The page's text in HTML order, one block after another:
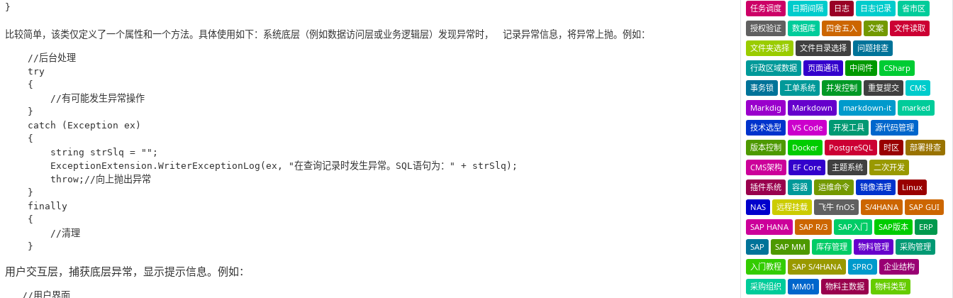
}
比较简单，该类仅定义了一个属性和一个方法。具体使用如下：系统底层（例如数据访问层或业务逻辑层）发现异常时，　记录异常信息，将异常上抛。例如：
    //后台处理
    try
    {
        //有可能发生异常操作
    }
    catch (Exception ex)
    {
        string strSlq = "";
        ExceptionExtension.WriterExceptionLog(ex, "在查询记录时发生异常。SQL语句为：" + strSlq);
        throw;//向上抛出异常
    }
    finally
    {
        //清理
用户交互层，捕获底层异常，显示提示信息。例如：
   //用户界面
任务调度
日期间隔 日志 日志记录
省市区
授权验证
数据库 四舍五入 文案
文件读取
文件夹选择
文件目录选择
问题排查
行政区域数据
页面通讯 中间件
CSharp
事务锁
工单系统 并发控制 重复提交
CMS
Markdig
Markdown markdown-it
marked
技术选型
VS Code 开发工具
源代码管理
版本控制
Docker PostgreSQL 时区
部署排查
CMS架构
EF Core 主题系统
二次开发
插件系统
容器 运维命令 镜像清理
Linux
NAS
远程挂载 飞牛 fnOS S/4HANA
SAP GUI
SAP HANA
SAP R/3 SAP入门 SAP版本
ERP
SAP
SAP MM 库存管理 物料管理
采购管理
入门教程
SAP S/4HANA SPRO
企业结构
采购组织
MM01 物料主数据
物料类型